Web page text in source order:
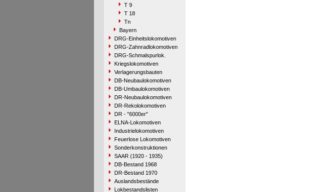
T 9
T 18
Tn
Bayern
DRG-Einheitslokomotiven
DRG-Zahnradlokomotiven
DRG-Schmalspurlok.
Kriegslokomotiven
Verlagerungsbauten
DB-Neubaulokomotiven
DB-Umbaulokomotiven
DR-Neubaulokomotiven
DR-Rekolokomotiven
DR - "6000er"
ELNA-Lokomotiven
Industrielokomotiven
Feuerlose Lokomotiven
Sonderkonstruktionen
SAAR (1920 - 1935)
DB-Bestand 1968
DR-Bestand 1970
Auslandsbestände
Lokbestandslisten